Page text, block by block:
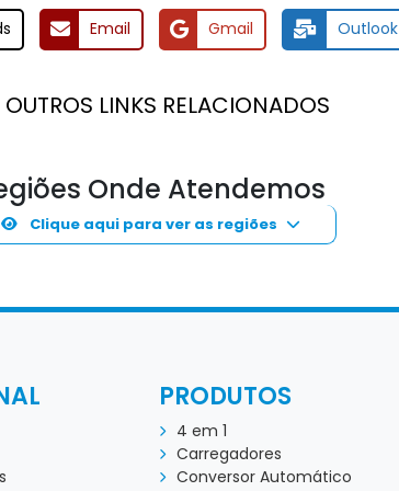
Email Gmail Outlook
OUTROS LINKS RELACIONADOS
Onde Atendemos
Clique aqui para ver as regiões
PRODUTOS
4 em 1
Carregadores
Conversor Automático